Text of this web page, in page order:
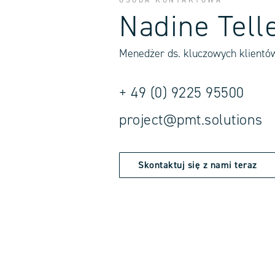
Nadine
Menedżer ds. kluczowych
+ 49 (0) 9225 95500
project@pmt.solutions
Skontaktuj się z nami teraz